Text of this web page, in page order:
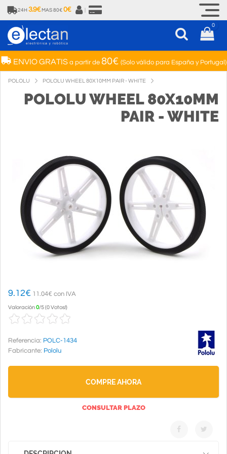
24H 3.9€ MAS 80€ 0€
0
ENVIO GRATISa partir de 80€ (Solo válido para España y Portugal)
POLOLU POLOLU WHEEL 80X10MM PAIR - WHITE
POLOLU WHEEL 80X10MM
PAIR - WHITE
9.12€ 11.04€ con IVA
Valoración0/5(0 Votos!)
Referencia: POLC-1434
Fabricante: Pololu
COMPRE AHORA
CONSULTAR PLAZO